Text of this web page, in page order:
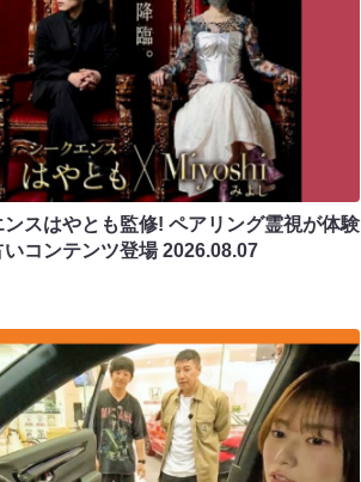
ンスはやとも監修! ペアリング霊視が体験
いコンテンツ登場2026.08.07